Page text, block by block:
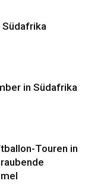
Südafrika
in Südafrika
Touren in